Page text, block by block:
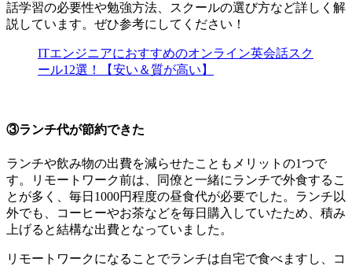
話学習の必要性や勉強方法、スクールの選び方など詳しく解
説しています。ぜひ参考にしてください！
ITエンジニアにおすすめのオンライン英会話スク
ール12選！【安い＆質が高い】
③ランチ代が節約できた
ランチや飲み物の出費を減らせたこともメリットの1つで
す。リモートワーク前は、同僚と一緒にランチで外食するこ
とが多く、毎日1000円程度の昼食代が必要でした。ランチ以
外でも、コーヒーやお茶などを毎日購入していたため、積み
上げると結構な出費となっていました。
リモートワークになることでランチは自宅で食べますし、コ